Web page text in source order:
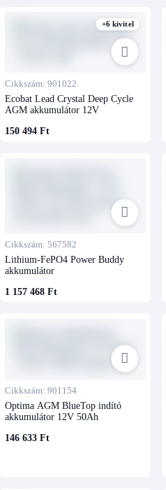
+6 kivitel
Cikkszám: 901022
Ecobat Lead Crystal Deep Cycle
AGM akkumulátor 12V
150 494 Ft
Cikkszám: 567582
Lithium-FePO4 Power Buddy
akkumulátor
1 157 468 Ft
Cikkszám: 901154
Optima AGM BlueTop indító
akkumulátor 12V 50Ah
146 633 Ft